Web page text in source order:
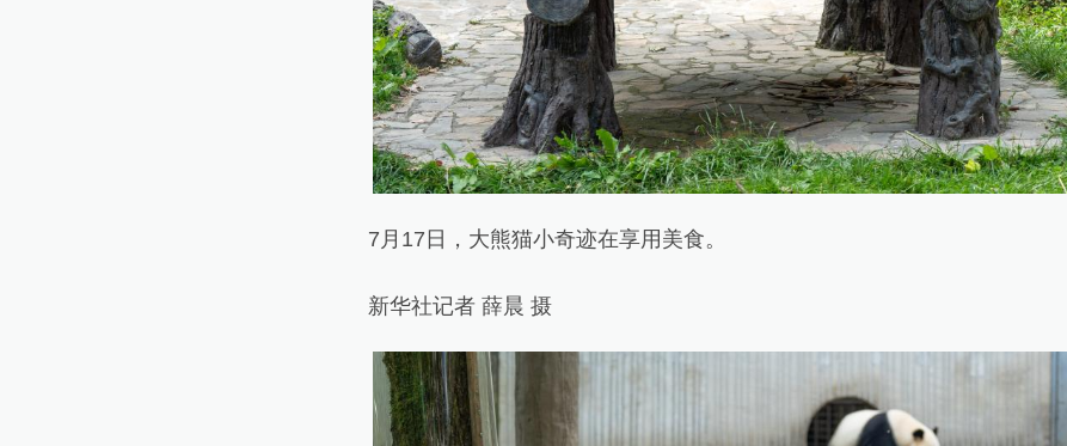
7月17日，大熊猫小奇迹在享用美食。
新华社记者 薛晨 摄